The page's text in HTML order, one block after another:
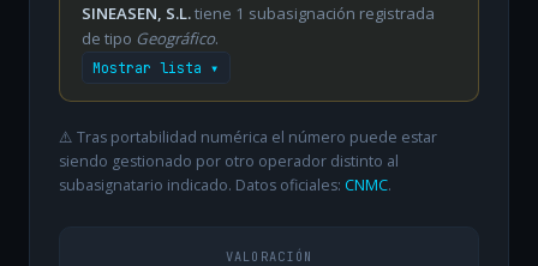
SINEASEN, S.L.tiene 1 subasignación registrada
de tipo Geográfico.
Mostrar lista ▾
⚠️ Tras portabilidad numérica el número puede estar
siendo gestionado por otro operador distinto al
subasignatario indicado. Datos oficiales: CNMC.
VALORACIÓN